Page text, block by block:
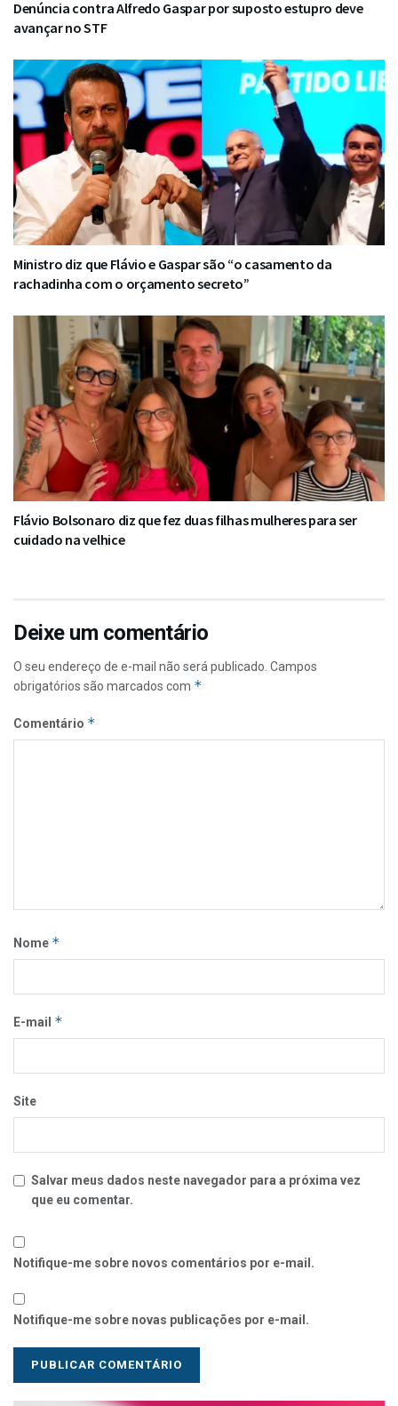
Denúncia contra Alfredo Gaspar por suposto estupro deve
avançar no STF
Ministro diz que Flávio e Gaspar são “o casamento da
rachadinha com o orçamento secreto”
Flávio Bolsonaro diz que fez duas filhas mulheres para ser
cuidado na velhice
Deixe um comentário
O seu endereço de e-mail não será publicado. Campos
obrigatórios são marcados com *
Comentário *
Nome *
E-mail *
Site
Salvar meus dados neste navegador para a próxima vez
que eu comentar.
Notifique-me sobre novos comentários por e-mail.
Notifique-me sobre novas publicações por e-mail.